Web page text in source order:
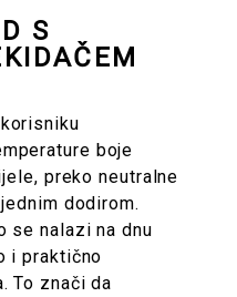
S
boje
preko neutralne
dodirom.
se nalazi na dnu
i praktično
To znači da